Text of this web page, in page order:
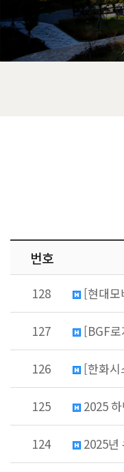
번호
128 [현대
127 [BGF
126 [한화
125 2025
124 2025년